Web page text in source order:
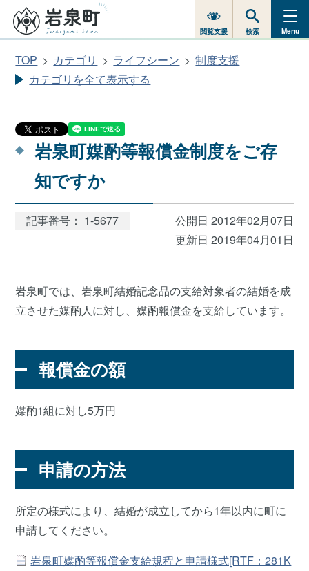
閲覧支援 検索 Menu
TOP カテゴリ ライフシーン
制度支援
カテゴリを全て表示する
岩泉町媒酌等報償金制度をご存
知ですか
記事番号： 1-5677
公開日 2012年02月07日
更新日 2019年04月01日
岩泉町では、岩泉町結婚記念品の支給対象者の結婚を成
立させた媒酌人に対し、媒酌報償金を支給しています。
報償金の額
媒酌1組に対し5万円
申請の方法
所定の様式により、結婚が成立してから1年以内に町に
申請してください。
岩泉町媒酌等報償金支給規程と申請様式[RTF：281K